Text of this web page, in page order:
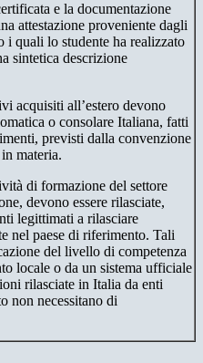
e la documentazione
attestazione proveniente dagli
i quali lo studente ha realizzato
sintetica descrizione
acquisiti all’estero devono
o consolare Italiana, fatti
previsti dalla convenzione
materia.
di formazione del settore
devono essere rilasciate,
legittimati a rilasciare
nel paese di riferimento. Tali
del livello di competenza
locale o da un sistema ufficiale
rilasciate in Italia da enti
non necessitano di